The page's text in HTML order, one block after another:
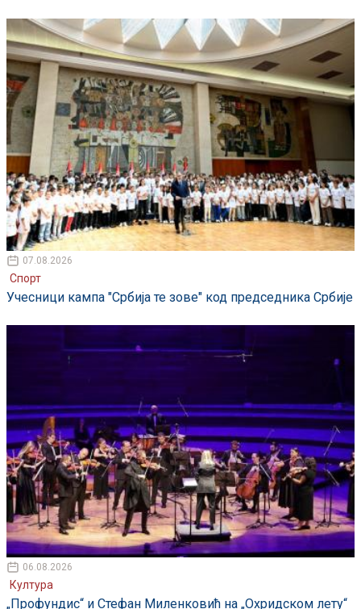
07.08.2026
Спорт
Учесници кампа "Србија те зове" код председника Србије
06.08.2026
Култура
„Профундис“ и Стефан Миленковић на „Охридском лету“